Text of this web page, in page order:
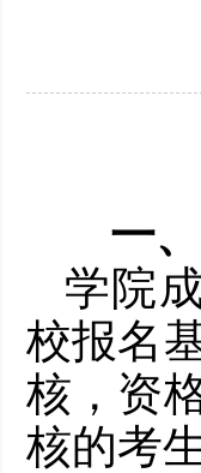
一
学院
校报名
核，资
核的考